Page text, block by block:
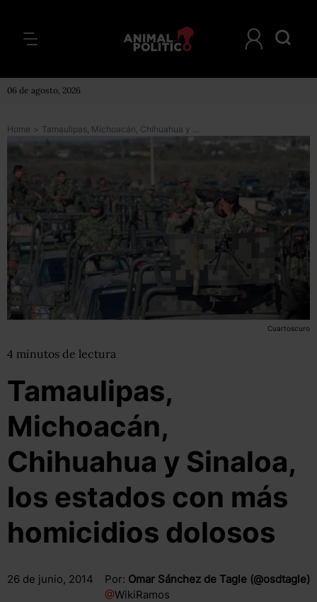
06 de agosto, 2026
Home > Tamaulipas, Michoacán, Chihuahua y Sinaloa, los estados con más homicidios dolosos
Cuartoscuro
4 minutos de lectura
Tamaulipas,
Michoacán,
Chihuahua y Sinaloa,
los estados con más
homicidios dolosos
26 de junio, 2014 Por: Omar Sánchez de Tagle (@osdtagle)
@WikiRamos